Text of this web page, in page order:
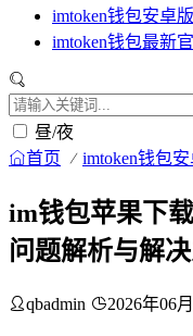
imtoken钱包安卓
imtoken钱包最新
昼/夜
首页 imtoken钱包
im钱包苹果下
问题解析与解
qbadmin 2026年06